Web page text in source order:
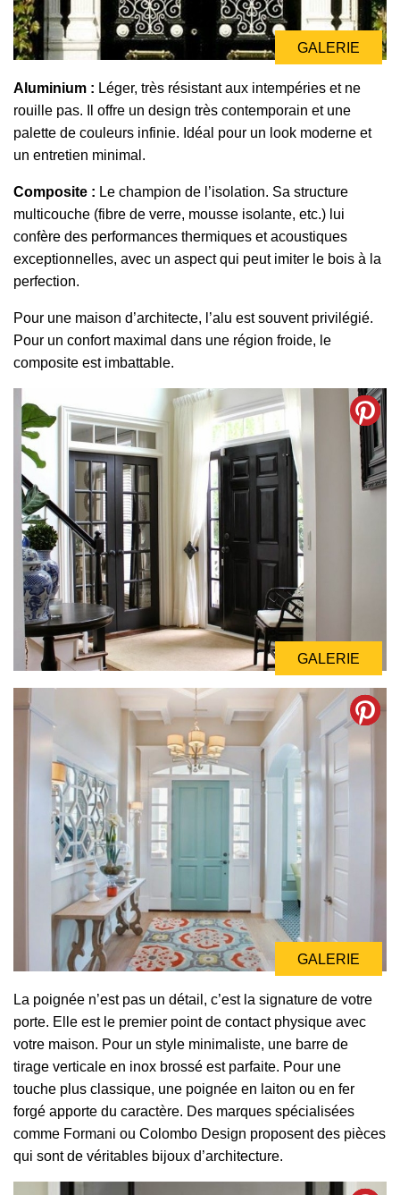
GALERIE
GALERIE
GALERIE
Aluminium : Léger, très résistant aux intempéries et ne
rouille pas. Il offre un design très contemporain et une
palette de couleurs infinie. Idéal pour un look moderne et
un entretien minimal.
Composite : Le champion de l’isolation. Sa structure
multicouche (fibre de verre, mousse isolante, etc.) lui
confère des performances thermiques et acoustiques
exceptionnelles, avec un aspect qui peut imiter le bois à la
perfection.
Pour une maison d’architecte, l’alu est souvent privilégié.
Pour un confort maximal dans une région froide, le
composite est imbattable.
GALERIE
GALERIE
GALERIE
GALERIE
GALERIE
GALERIE
La poignée n’est pas un détail, c’est la signature de votre
porte. Elle est le premier point de contact physique avec
votre maison. Pour un style minimaliste, une barre de
tirage verticale en inox brossé est parfaite. Pour une
touche plus classique, une poignée en laiton ou en fer
forgé apporte du caractère. Des marques spécialisées
comme Formani ou Colombo Design proposent des pièces
qui sont de véritables bijoux d’architecture.